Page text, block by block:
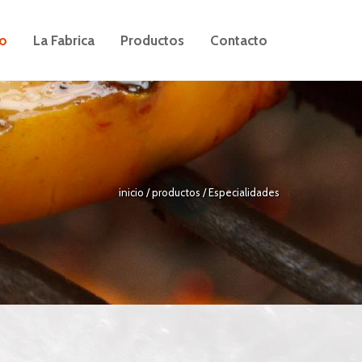
La Fabrica Productos Contacto
inicio / productos /Especialidades